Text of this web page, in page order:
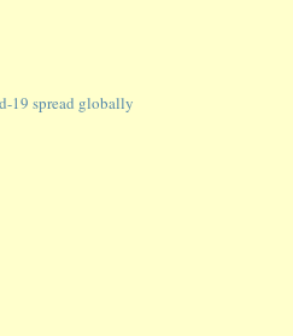
19 spread globally